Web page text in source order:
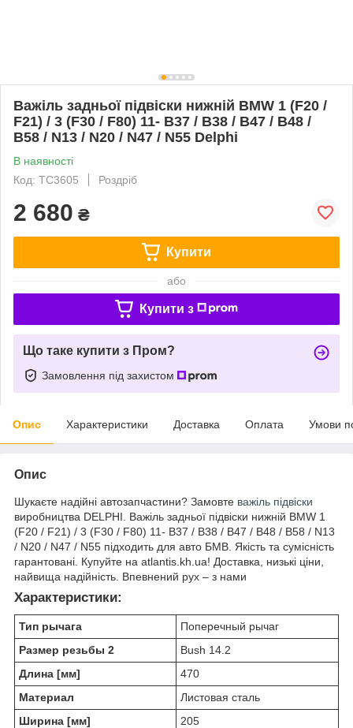
Важіль задньої підвіски нижній BMW 1 (F20 /
F21) / 3 (F30 / F80) 11- B37 / B38 / B47 / B48 /
B58 / N13 / N20 / N47 / N55 Delphi
В наявності
Код: TC3605
Роздріб
2 680 ₴
Купити
або
Купити з
Що таке купити з Пром?
Замовлення під захистом
Опис Характеристики Доставка Оплата Умови
Опис
Шукаєте надійні автозапчастини? Замовте важіль підвіски
виробництва DELPHI. Важіль задньої підвіски нижній BMW 1
(F20 / F21) / 3 (F30 / F80) 11- B37 / B38 / B47 / B48 / B58 / N13
/ N20 / N47 / N55 підходить для авто БМВ. Якість та сумісність
гарантовані. Купуйте на atlantis.kh.ua! Доставка, низькі ціни,
найвища надійність. Впевнений рух – з нами
Характеристики:
Тип рычага
Поперечный рычаг
Размер резьбы 2
Bush 14.2
Длина [мм]
470
Материал
Листовая сталь
Ширина [мм]
205